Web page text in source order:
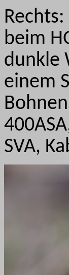
beim
dunkle
einem
SVA,